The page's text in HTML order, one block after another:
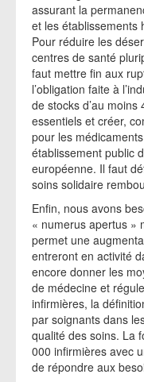
assurant la
et les établissements
Pour réduire les
centres de santé
faut mettre fin aux
l’obligation faite à
de stocks d’au
essentiels et créer,
pour les
établissement public
européenne. Il faut
soins solidaire
Enfin, nous avons
« numerus apertus »
permet une
entreront en activité
encore donner les
de médecine et
infirmières, la
par soignants dans
qualité des soins. La
000 infirmières avec
de répondre aux